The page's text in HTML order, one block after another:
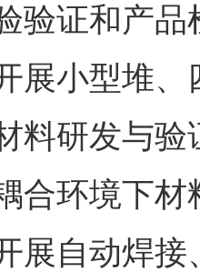
验证和产
展小型堆
料研发与
合环境下
展自动焊